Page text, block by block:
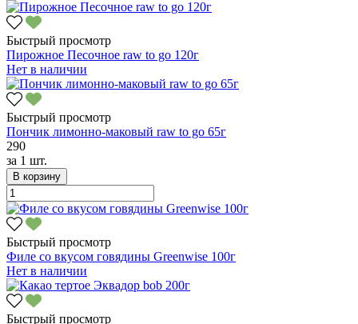
Быстрый просмотр
Пирожное Песочное raw to go 120г
Нет в наличии
Быстрый просмотр
Пончик лимонно-маковый raw to go 65г
290
за 1 шт.
В корзину
Быстрый просмотр
Филе со вкусом говядины Greenwise 100г
Нет в наличии
Быстрый просмотр